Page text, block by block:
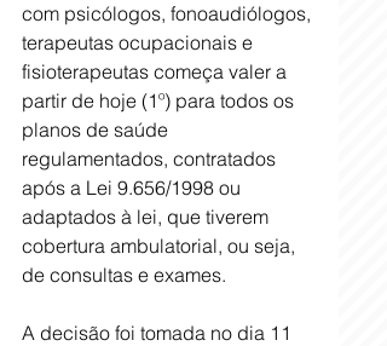
com psicólogos, fonoaudiólogos,
terapeutas ocupacionais e
fisioterapeutas começa valer a
partir de hoje (1º) para todos os
planos de saúde
regulamentados, contratados
após a Lei 9.656/1998 ou
adaptados à lei, que tiverem
cobertura ambulatorial, ou seja,
de consultas e exames.
A decisão foi tomada no dia 11